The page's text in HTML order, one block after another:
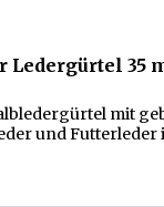
Ledergürtel 35
mit
und Futterleder